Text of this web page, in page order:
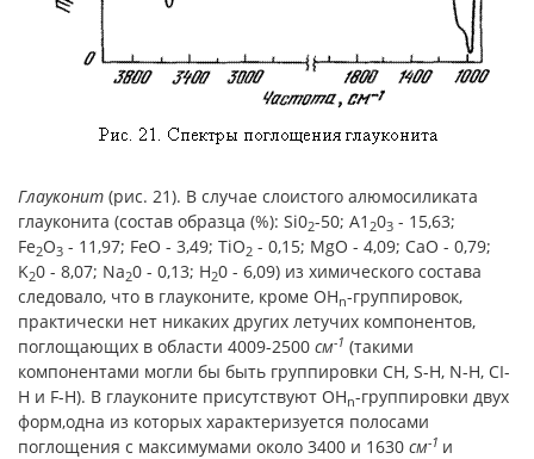
Глауконит (рис. 21). В случае слоистого алюмосиликата
глауконита (состав образца (%): Si02-50; А1 203 - 15,63;
Fe2O3 - 11,97; FeO - 3,49; TiO2 - 0,15; MgO - 4,09; CaO - 0,79;
K20 - 8,07; Na20 - 0,13; H20 - 6,09) из химического состава
следовало, что в глауконите, кроме ОНn-группировок,
практически нет ни­каких других летучих компонентов,
поглощающих в области 4009-2500 см-1 (такими
компонентами могли бы быть группировки СН, S-Н, N-Н, CI-
Н и F-Н). В глауконите присутствуют ОНn-группировки двух
форм,одна из которых характеризуется полосами
поглощения с максимумами около 3400 и 1630 см-1 и